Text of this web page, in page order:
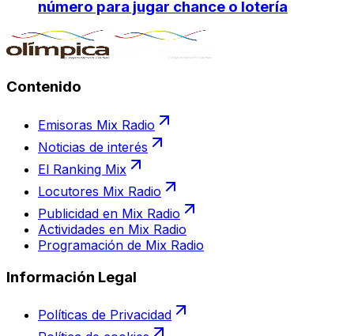
número para jugar chance o lotería
Contenido
Emisoras Mix Radio
Noticias de interés
El Ranking Mix
Locutores Mix Radio
Publicidad en Mix Radio
Actividades en Mix Radio
Programación de Mix Radio
Información Legal
Políticas de Privacidad